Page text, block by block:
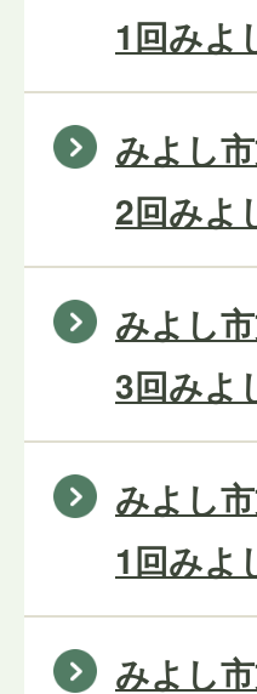
1回みよ
みよし
2回みよ
みよし
3回みよ
みよし
1回みよ
みよし